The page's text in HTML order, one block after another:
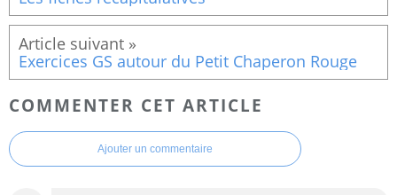
Exercices GS autour du Petit Chaperon Rouge
COMMENTER CET ARTICLE
Ajouter un commentaire